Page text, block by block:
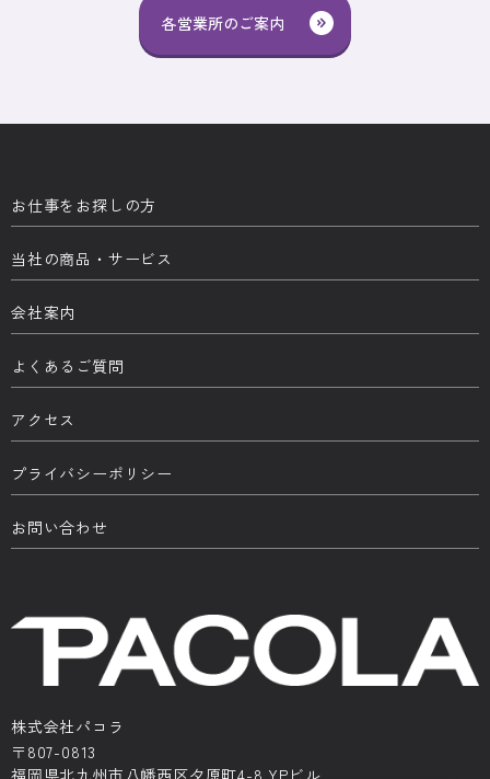
各営業所のご案内
株式会社パコラ
〒807-0813
福岡県北九州市八幡西区夕原町4-8 YPビル
お仕事をお探しの方
当社の商品・サービス
会社案内
よくあるご質問
アクセス
プライバシーポリシー
お問い合わせ